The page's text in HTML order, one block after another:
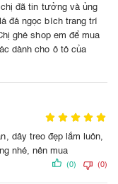
đã tin tưởng và ủng
đá ngọc bích trang trí
ghé shop em để mua
dành cho ô tô của
dây treo đẹp lắm luôn,
nhé, nên mua
(0) (0)